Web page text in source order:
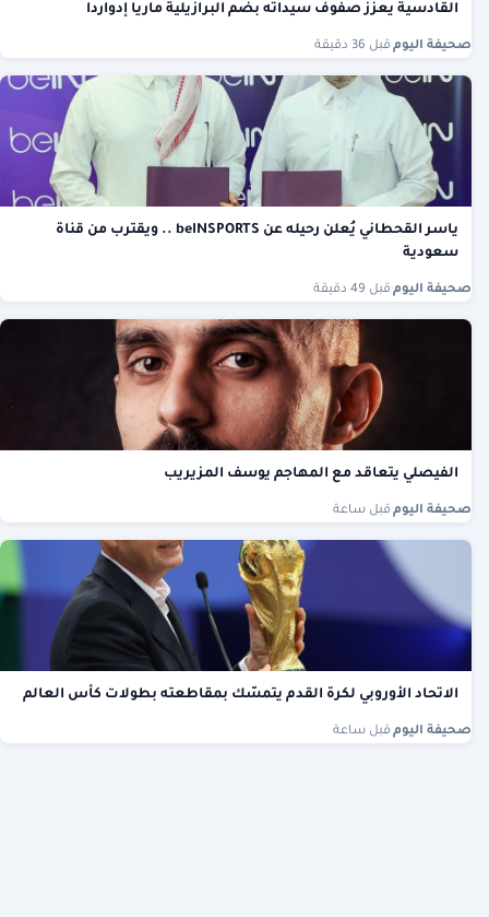
القادسية يعزز صفوف سيداته بضم البرازيلية ماريا إدواردا
صحيفة اليوم قبل 36 دقيقة
ياسر القحطاني يُعلن رحيله عن beINSPORTS .. ويقترب من قناة
سعودية
صحيفة اليوم قبل 49 دقيقة
الفيصلي يتعاقد مع المهاجم يوسف المزيريب
صحيفة اليوم قبل ساعة
الاتحاد الأوروبي لكرة القدم يتمسّك بمقاطعته بطولات كأس العالم
صحيفة اليوم قبل ساعة